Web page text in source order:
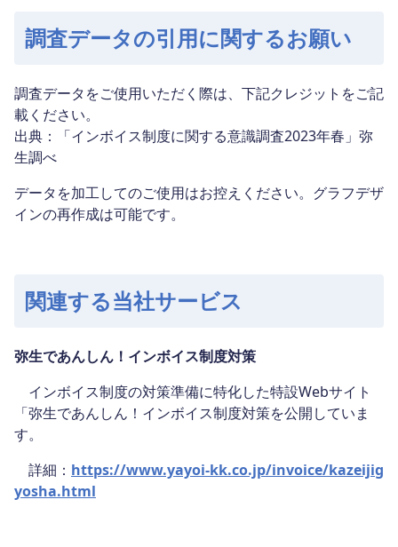
調査データの引用に関するお願い
調査データをご使用いただく際は、下記クレジットをご記
載ください。
出典：「インボイス制度に関する意識調査2023年春」弥
生調べ
データを加工してのご使用はお控えください。グラフデザ
インの再作成は可能です。
関連する当社サービス
弥生であんしん！インボイス制度対策
インボイス制度の対策準備に特化した特設Webサイト
「弥生であんしん！インボイス制度対策を公開していま
す。
詳細： https://www.yayoi-kk.co.jp/invoice/kazeijig
yosha.html